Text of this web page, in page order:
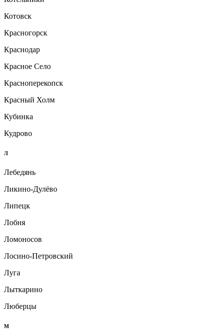
Котовск
Красногорск
Краснодар
Красное Село
Красноперекопск
Красный Холм
Кубинка
Кудрово
Л
Лебедянь
Ликино-Дулёво
Липецк
Лобня
Ломоносов
Лосино-Петровский
Луга
Лыткарино
Люберцы
М